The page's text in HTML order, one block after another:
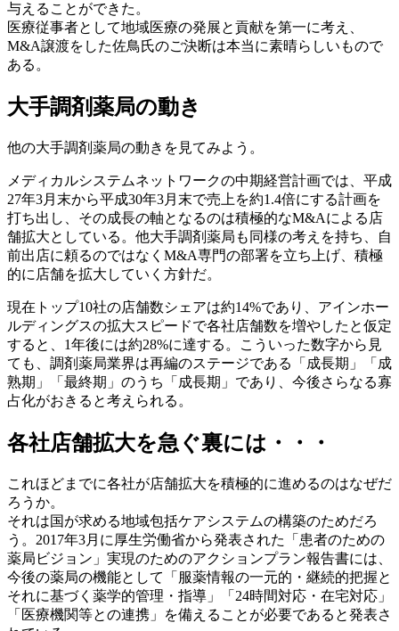
与えることができた。
医療従事者として地域医療の発展と貢献を第一に考え、
M&A譲渡をした佐鳥氏のご決断は本当に素晴らしいもので
ある。
大手調剤薬局の動き
他の大手調剤薬局の動きを見てみよう。
メディカルシステムネットワークの中期経営計画では、平成
27年3月末から平成30年3月末で売上を約1.4倍にする計画を
打ち出し、その成長の軸となるのは積極的なM&Aによる店
舗拡大としている。他大手調剤薬局も同様の考えを持ち、自
前出店に頼るのではなくM&A専門の部署を立ち上げ、積極
的に店舗を拡大していく方針だ。
現在トップ10社の店舗数シェアは約14%であり、アインホー
ルディングスの拡大スピードで各社店舗数を増やしたと仮定
すると、1年後には約28%に達する。こういった数字から見
ても、調剤薬局業界は再編のステージである「成長期」「成
熟期」「最終期」のうち「成長期」であり、今後さらなる寡
占化がおきると考えられる。
各社店舗拡大を急ぐ裏には・・・
これほどまでに各社が店舗拡大を積極的に進めるのはなぜだ
ろうか。
それは国が求める地域包括ケアシステムの構築のためだろ
う。2017年3月に厚生労働省から発表された「患者のための
薬局ビジョン」実現のためのアクションプラン報告書には、
今後の薬局の機能として「服薬情報の一元的・継続的把握と
それに基づく薬学的管理・指導」「24時間対応・在宅対応」
「医療機関等との連携」を備えることが必要であると発表さ